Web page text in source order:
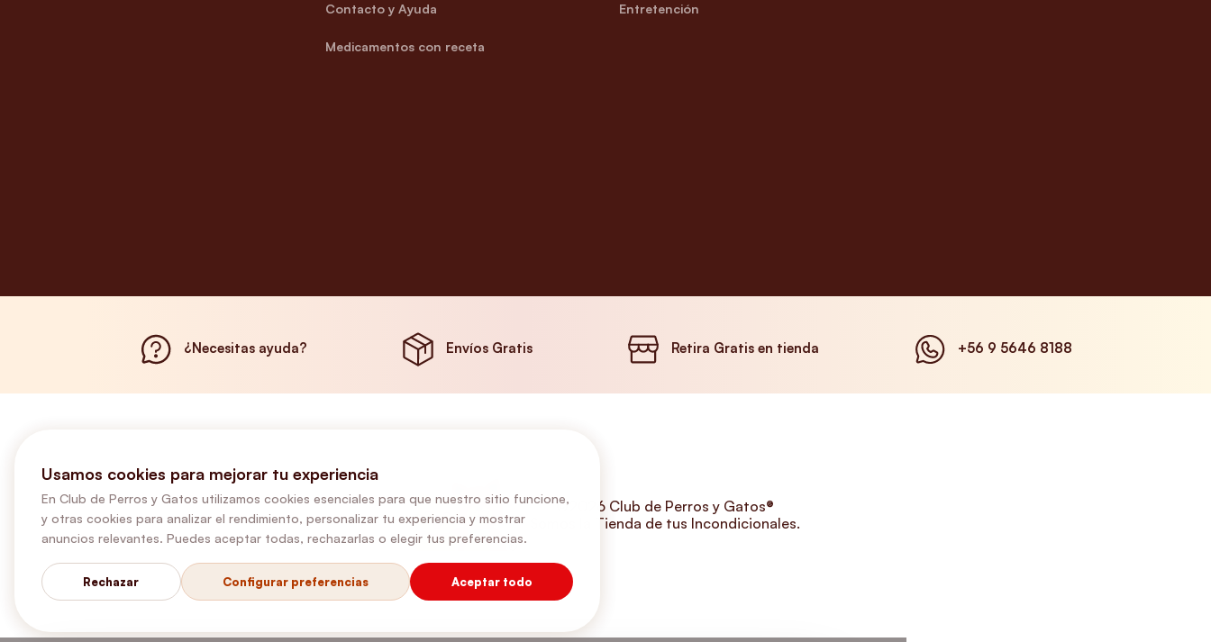
Contacto y Ayuda
Medicamentos con receta
Entretención
¿Necesitas ayuda? Envíos Gratis Retira Gratis en tienda +56 9 5646 8188
©2026 Club de Perros y Gatos®
Somos la Tienda de tus Incondicionales.
Usamos cookies para mejorar tu experiencia
En Club de Perros y Gatos utilizamos cookies esenciales para que nuestro sitio funcione,
y otras cookies para analizar el rendimiento, personalizar tu experiencia y mostrar
anuncios relevantes. Puedes aceptar todas, rechazarlas o elegir tus preferencias.
Rechazar Configurar preferencias Aceptar todo